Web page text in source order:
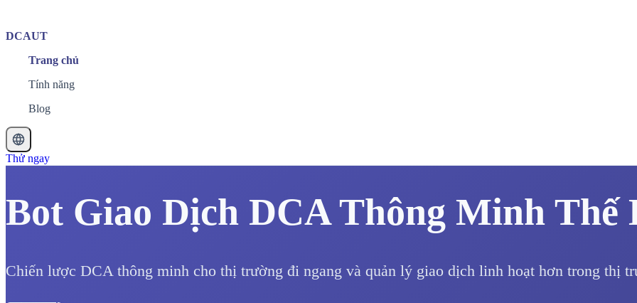
DCAUT
Trang chủ
Tính năng
Blog
Thử ngay
Bot Giao Dịch DCA Thông Minh Thế
Chiến lược DCA thông minh cho thị trường đi ngang và quản lý giao dịch linh hoạt hơn trong thị